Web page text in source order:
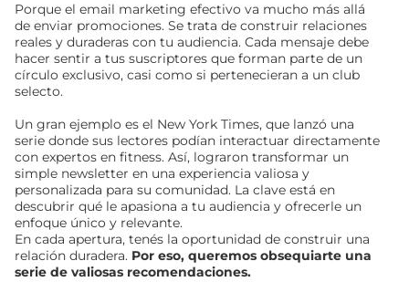
Porque el email marketing efectivo va mucho más allá
de enviar promociones. Se trata de construir relaciones
reales y duraderas con tu audiencia. Cada mensaje debe
hacer sentir a tus suscriptores que forman parte de un
círculo exclusivo, casi como si pertenecieran a un club
selecto.
Un gran ejemplo es el New York Times, que lanzó una
serie donde sus lectores podían interactuar directamente
con expertos en fitness. Así, lograron transformar un
simple newsletter en una experiencia valiosa y
personalizada para su comunidad. La clave está en
descubrir qué le apasiona a tu audiencia y ofrecerle un
enfoque único y relevante.
En cada apertura, tenés la oportunidad de construir una
relación duradera. Por eso, queremos obsequiarte una
serie de valiosas recomendaciones.